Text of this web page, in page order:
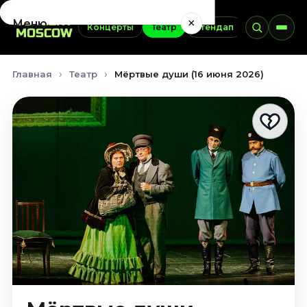
Концерты Театр Стендап Выставки
Меню ×
Сентябрь 2026
Октябрь 2026
Театр
Август 2026
Сентябрь 2026
Октябрь 2026
Ноябрь 2026
Главная Театр Мёртвые души (16 июня 2026)